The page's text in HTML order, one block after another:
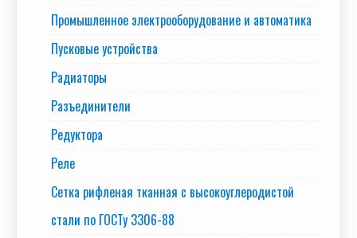
Промышленное электрооборудование и автоматика
Пусковые устройства
Радиаторы
Разъединители
Редуктора
Реле
Сетка рифленая тканная с высокоуглеродистой
стали по ГОСТу 3306-88